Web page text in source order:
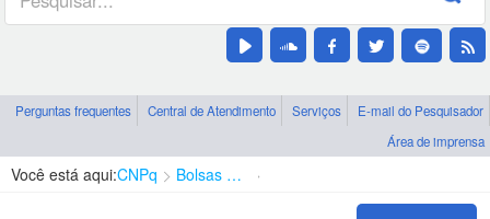
Perguntas frequentes Central de Atendimento Serviços
E-mail do Pesquisador
Área de imprensa
Você está aqui:CNPq Bolsas e Auxílios Vigentes